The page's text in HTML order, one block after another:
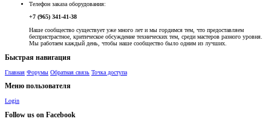
Телефон заказа оборудования:
+7 (965) 341-41-38
Наше сообщество существует уже много лет и мы гордимся тем, что предоставляем
беспристрастное, критическое обсуждение технических тем, среди мастеров разного уровня.
Мы работаем каждый день, чтобы наше сообщество было одним из лучших.
Быстрая навигация
Главная Форумы Обратная связь Точка доступа
Меню пользователя
Login
Follow us on Facebook